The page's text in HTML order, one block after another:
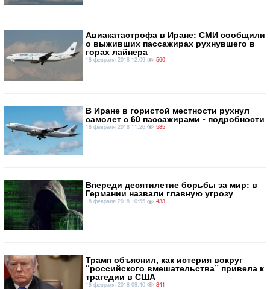
Авиакатастрофа в Иране: СМИ сообщили
о выживших пассажирах рухнувшего в
горах лайнера
18 февраля 2018 12:09 560
В Иране в гористой местности рухнул
самолет с 60 пассажирами - подробности
18 февраля 2018 11:26 585
Впереди десятилетие борьбы за мир: в
Германии назвали главную угрозу
18 февраля 2018 10:55 433
Трамп объяснил, как истерия вокруг
“российского вмешательства” привела к
трагедии в США
18 февраля 2018 09:40 841